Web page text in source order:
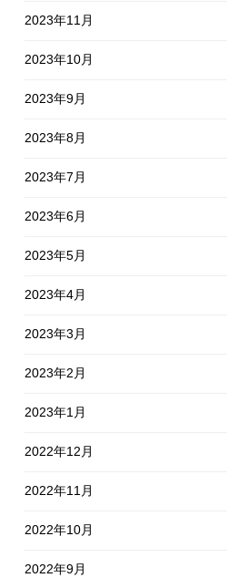
2023年11月
2023年10月
2023年9月
2023年8月
2023年7月
2023年6月
2023年5月
2023年4月
2023年3月
2023年2月
2023年1月
2022年12月
2022年11月
2022年10月
2022年9月